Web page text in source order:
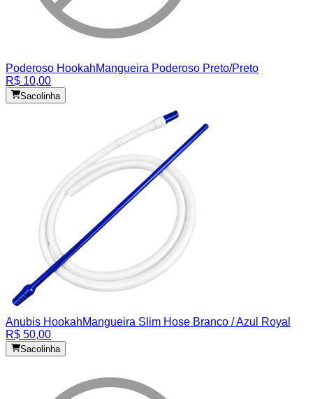
Poderoso HookahMangueira Poderoso Preto/Preto
R$ 10,00
Sacolinha
Anubis HookahMangueira Slim Hose Branco / Azul Royal
R$ 50,00
Sacolinha